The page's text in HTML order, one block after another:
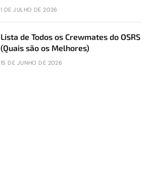
1 DE JULHO DE 2026
Lista de Todos os Crewmates do OSRS
(Quais são os Melhores)
15 DE JUNHO DE 2026